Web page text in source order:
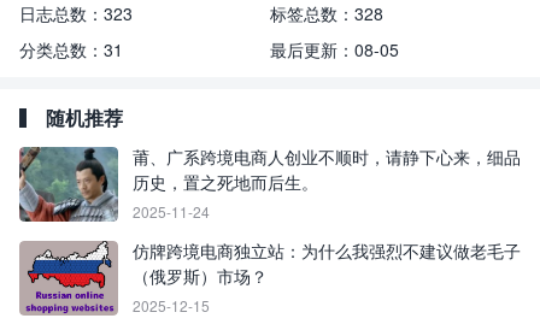
日志总数： 323 标签总数： 328
分类总数： 31 最后更新： 08-05
随机推荐
莆、广系跨境电商人创业不顺时，请静下心来，细品
历史，置之死地而后生。
2025-11-24
仿牌跨境电商独立站：为什么我强烈不建议做老毛子
（俄罗斯）市场？
2025-12-15